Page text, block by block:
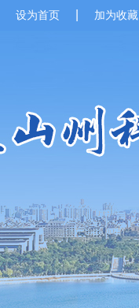
设为首页 加为收藏